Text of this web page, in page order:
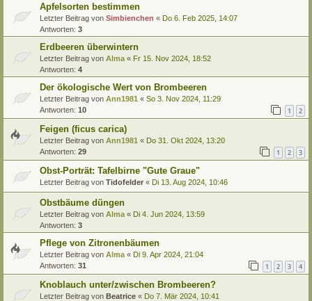
Apfelsorten bestimmen
Letzter Beitrag von Simbienchen « Do 6. Feb 2025, 14:07
Antworten: 3
Erdbeeren überwintern
Letzter Beitrag von Alma « Fr 15. Nov 2024, 18:52
Antworten: 4
Der ökologische Wert von Brombeeren
Letzter Beitrag von Ann1981 « So 3. Nov 2024, 11:29
Antworten: 10 1 2
Feigen (ficus carica)
Letzter Beitrag von Ann1981 « Do 31. Okt 2024, 13:20
Antworten: 29 1 2 3
Obst-Porträt: Tafelbirne "Gute Graue"
Letzter Beitrag von Tidofelder « Di 13. Aug 2024, 10:46
Obstbäume düngen
Letzter Beitrag von Alma « Di 4. Jun 2024, 13:59
Antworten: 3
Pflege von Zitronenbäumen
Letzter Beitrag von Alma « Di 9. Apr 2024, 21:04
Antworten: 31 1 2 3 4
Knoblauch unter/zwischen Brombeeren?
Letzter Beitrag von Beatrice « Do 7. Mär 2024, 10:41